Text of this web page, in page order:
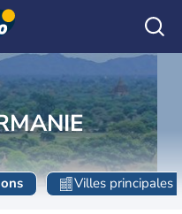
Villes principales